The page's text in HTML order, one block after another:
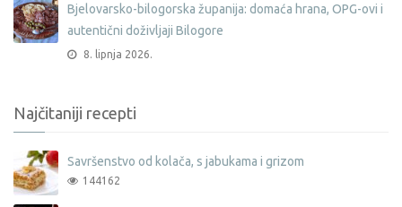
Bjelovarsko-bilogorska županija: domaća hrana, OPG-ovi i
autentični doživljaji Bilogore
8. lipnja 2026.
Najčitaniji recepti
Savršenstvo od kolača, s jabukama i grizom
144162